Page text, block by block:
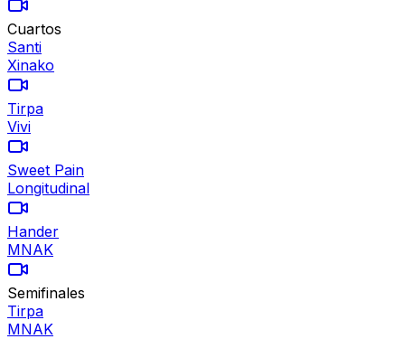
Cuartos
Santi
Xinako
Tirpa
Vivi
Sweet Pain
Longitudinal
Hander
MNAK
Semifinales
Tirpa
MNAK